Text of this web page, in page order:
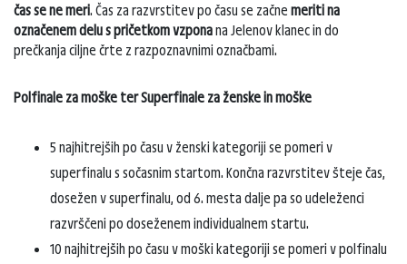
čas se ne meri. Čas za razvrstitev po času se začne meriti na
označenem delu s pričetkom vzponana Jelenov klanec in do
prečkanja ciljne črte z razpoznavnimi označbami.
Polfinale za moške ter Superfinale za ženske in moške
5 najhitrejših po času v ženski kategoriji se pomeri v
superfinalu s sočasnim startom. Končna razvrstitev šteje čas,
dosežen v superfinalu, od 6. mesta dalje pa so udeleženci
razvrščeni po doseženem individualnem startu.
10 najhitrejših po času v moški kategoriji se pomeri v polfinalu